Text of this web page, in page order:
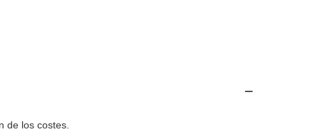
de los costes.